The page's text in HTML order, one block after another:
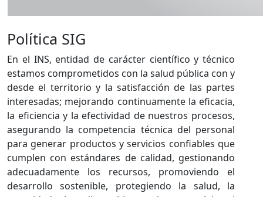
Política SIG
​​En el INS, entidad de carácter científico y técnico
estamos comprometidos con la salud pública con y
desde el territorio y la satisfacción de las partes
interesadas; mejorando continuamente la eficacia,
la eficiencia y la efectividad de nuestros procesos,
asegurando la competencia técnica del personal
para generar productos y servicios confiables que
cumplen con estándares de calidad, gestionando
adecuadamente los recursos, promoviendo el
desarrollo sostenible, protegiendo la salud, la